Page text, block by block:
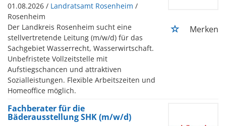
01.08.2026 / Landratsamt Rosenheim /
Rosenheim
Der Landkreis Rosenheim sucht eine
stellvertretende Leitung (m/w/d) für das
Sachgebiet Wasserrecht, Wasserwirtschaft.
Unbefristete Vollzeitstelle mit
Aufstiegschancen und attraktiven
Sozialleistungen. Flexible Arbeitszeiten und
Homeoffice möglich.
Merken
Fachberater für die
Bäderausstellung SHK (m/w/d)